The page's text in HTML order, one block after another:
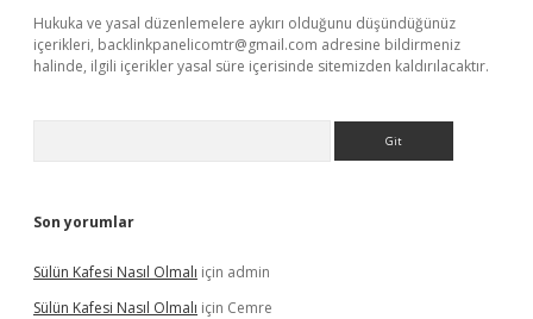
Hukuka ve yasal düzenlemelere aykırı olduğunu düşündüğünüz
içerikleri, backlinkpanelicomtr@gmail.com adresine bildirmeniz
halinde, ilgili içerikler yasal süre içerisinde sitemizden kaldırılacaktır.
Son yorumlar
Sülün Kafesi Nasıl Olmalı için admin
Sülün Kafesi Nasıl Olmalı için Cemre